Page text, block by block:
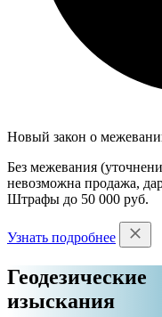
Новый закон о
Без межевания
невозможна продажа,
Штрафы до 50 000 руб.
Узнать подробнее
Геодезические
изыскания